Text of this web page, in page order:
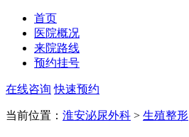
首页
医院概况
来院路线
预约挂号
在线咨询 快速预约
当前位置： 淮安泌尿外科 > 生殖整形